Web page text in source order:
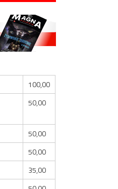
100,00
50,00
50,00
50,00
35,00